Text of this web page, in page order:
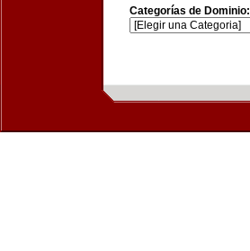
Categorías de Dominio: